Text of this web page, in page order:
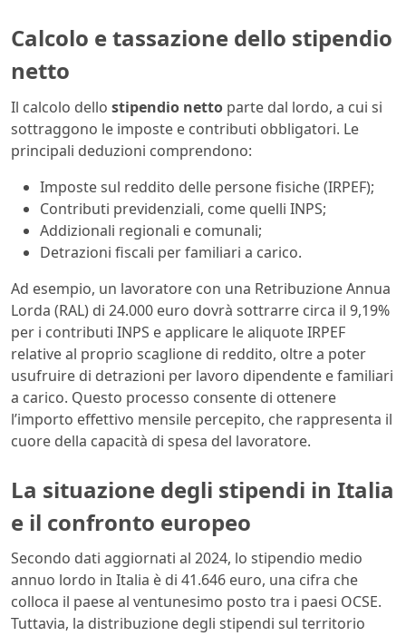
Calcolo e tassazione dello stipendio
netto
Il calcolo dello stipendio netto parte dal lordo, a cui si
sottraggono le imposte e contributi obbligatori. Le
principali deduzioni comprendono:
Imposte sul reddito delle persone fisiche (IRPEF);
Contributi previdenziali, come quelli INPS;
Addizionali regionali e comunali;
Detrazioni fiscali per familiari a carico.
Ad esempio, un lavoratore con una Retribuzione Annua
Lorda (RAL) di 24.000 euro dovrà sottrarre circa il 9,19%
per i contributi INPS e applicare le aliquote IRPEF
relative al proprio scaglione di reddito, oltre a poter
usufruire di detrazioni per lavoro dipendente e familiari
a carico. Questo processo consente di ottenere
l’importo effettivo mensile percepito, che rappresenta il
cuore della capacità di spesa del lavoratore.
La situazione degli stipendi in Italia
e il confronto europeo
Secondo dati aggiornati al 2024, lo stipendio medio
annuo lordo in Italia è di 41.646 euro, una cifra che
colloca il paese al ventunesimo posto tra i paesi OCSE.
Tuttavia, la distribuzione degli stipendi sul territorio